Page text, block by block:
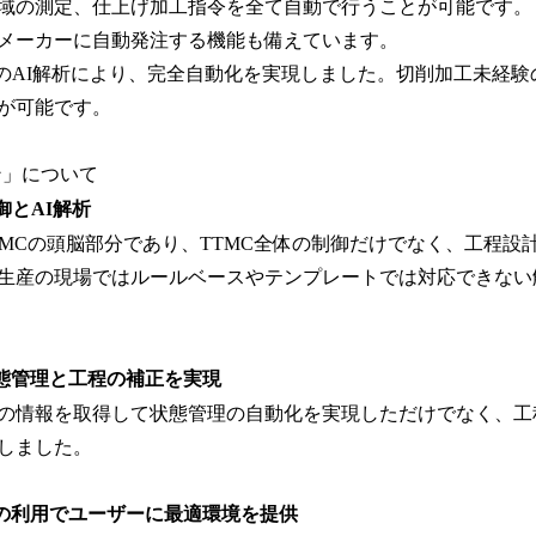
の測定、仕上げ加工指令を全て自動で行うことが可能です
ーカーに自動発注する機能も備えています。
AI解析により、完全自動化を実現しました。切削加工未経
可能です。
について
とAI解析
の頭脳部分であり、TTMC全体の制御だけでなく、工程設
産の現場ではルールベースやテンプレートでは対応できな
管理と工程の補正を実現
情報を取得して状態管理の自動化を実現しただけでなく、
ました。
利用でユーザーに最適環境を提供